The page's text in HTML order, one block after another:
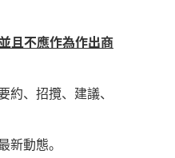
且不應作為作出商
、招攬、建議、
動態。